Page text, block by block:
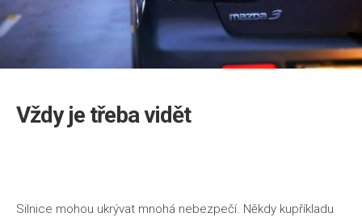
Vždy je třeba vidět
Silnice mohou ukrývat mnohá nebezpečí. Někdy kupříkladu